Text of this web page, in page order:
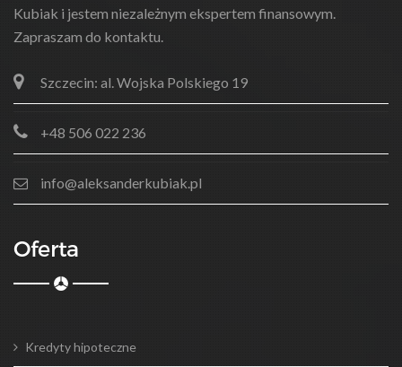
Kubiak i jestem niezależnym ekspertem finansowym.
Zapraszam do kontaktu.
Szczecin: al. Wojska Polskiego 19
+48 506 022 236
info@aleksanderkubiak.pl
Oferta
Kredyty hipoteczne